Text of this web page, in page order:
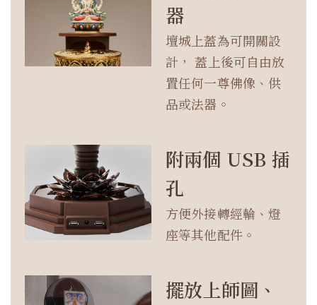
器
壇城上蓋為可開關設
計， 蓋上後可自由放
置任何一尊佛像、供
品或法器。
附兩個 USB 插
孔
方便外接轉經輪、燈
座等其他配件。
擺放上師圖、